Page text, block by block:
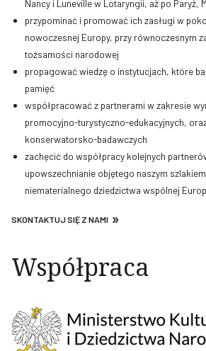
Nancy i Luneville w Lotaryngii, aż po Paryż,
przypominać i promować ich zasługi w
nowoczesnej Europy, przy równoczesnym
tożsamości narodowej
propagować wiedzę o instytucjach, które
pamięć
współpracować z partnerami w zakresie
promocyjno-turystyczno-edukacyjnych,
konserwatorsko-badawczych
zachęcić do współpracy kolejnych
upowszechnianie objętego naszym
niematerialnego dziedzictwa wspólnej
SKONTAKTUJ SIĘ Z NAMI
Współpraca